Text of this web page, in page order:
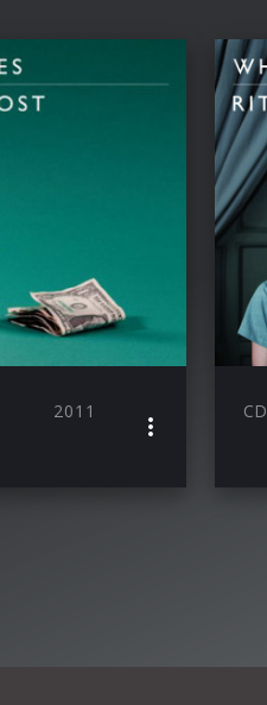
2011 CD